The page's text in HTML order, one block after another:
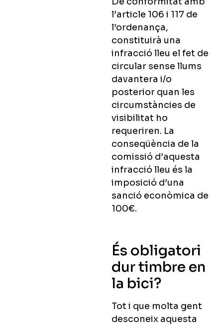
l’article 106 i 117 de
l’ordenança,
constituirà una
infracció lleu el fet de
circular sense llums
davantera i/o
posterior quan les
circumstàncies de
visibilitat ho
requeriren. La
conseqüència de la
comissió d’aquesta
infracció lleu és la
imposició d’una
sanció econòmica de
100€.
És obligatori
dur timbre en
la bici?
Tot i que molta gent
desconeix aquesta